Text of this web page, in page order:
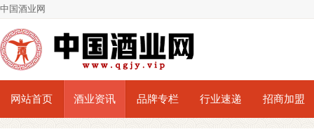
中国酒业网
网站首页 酒业资讯 品牌专栏 行业速递 招商加盟